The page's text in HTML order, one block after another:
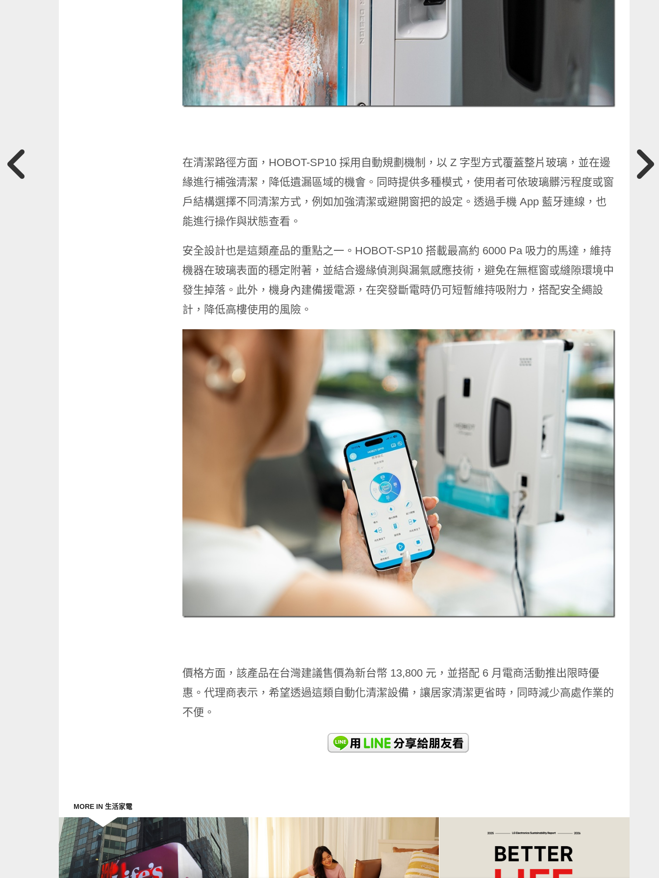
在清潔路徑方面，HOBOT-SP10 採用自動規劃機制，以 Z 字型方式覆蓋整片玻璃，並在邊
緣進行補強清潔，降低遺漏區域的機會。同時提供多種模式，使用者可依玻璃髒污程度或窗
戶結構選擇不同清潔方式，例如加強清潔或避開窗把的設定。透過手機 App 藍牙連線，也
能進行操作與狀態查看。
安全設計也是這類產品的重點之一。HOBOT-SP10 搭載最高約 6000 Pa 吸力的馬達，維持
機器在玻璃表面的穩定附著，並結合邊緣偵測與漏氣感應技術，避免在無框窗或縫隙環境中
發生掉落。此外，機身內建備援電源，在突發斷電時仍可短暫維持吸附力，搭配安全繩設
計，降低高樓使用的風險。
價格方面，該產品在台灣建議售價為新台幣 13,800 元，並搭配 6 月電商活動推出限時優
惠。代理商表示，希望透過這類自動化清潔設備，讓居家清潔更省時，同時減少高處作業的
不便。
MORE IN 生活家電
READ
MORE
READ
MORE
MORE